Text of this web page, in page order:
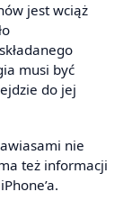
jest wciąż
musi być
do jej
nie
też informacji